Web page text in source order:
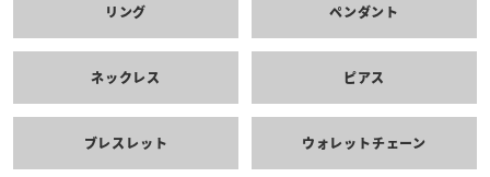
リング ペンダント
ネックレス ピアス
ブレスレット ウォレットチェーン